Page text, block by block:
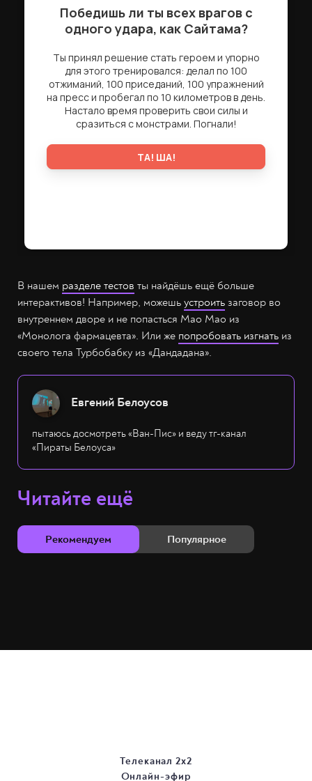
В нашем разделе тестов ты найдёшь ещё больше
интерактивов! Например, можешь устроить заговор во
внутреннем дворе и не попасться Мао Мао из
«Монолога фармацевта». Или же попробовать изгнать из
своего тела Турбобабку из «Дандадана».
Евгений Белоусов
пытаюсь досмотреть «Ван-Пис» и веду тг-канал
«Пираты Белоуса»
Читайте ещё
Рекомендуем Популярное
Телеканал 2х2
Онлайн-эфир